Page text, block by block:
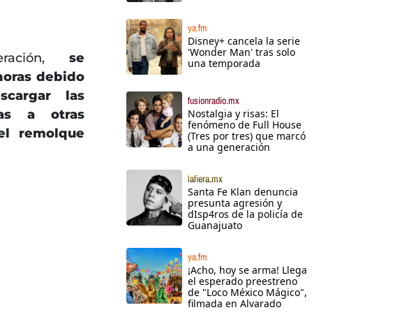
se
debido
las
a otras
remolque
ya.fm
Disney+ cancela la serie
'Wonder Man' tras solo
una temporada
fusionradio.mx
Nostalgia y risas: El
fenómeno de Full House
(Tres por tres) que marcó
a una generación
lafiera.mx
Santa Fe Klan denuncia
presunta agresión y
dIsp4ros de la policía de
Guanajuato
ya.fm
¡Acho, hoy se arma! Llega
el esperado preestreno
de "Loco México Mágico",
filmada en Alvarado